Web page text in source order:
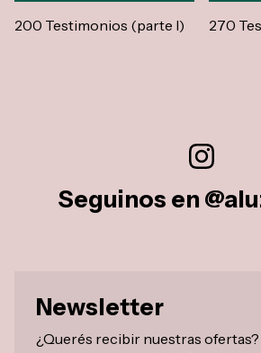
200 Testimonios (parte I) 270
Seguinos en
Newsletter
¿Querés recibir nuestras ofertas?